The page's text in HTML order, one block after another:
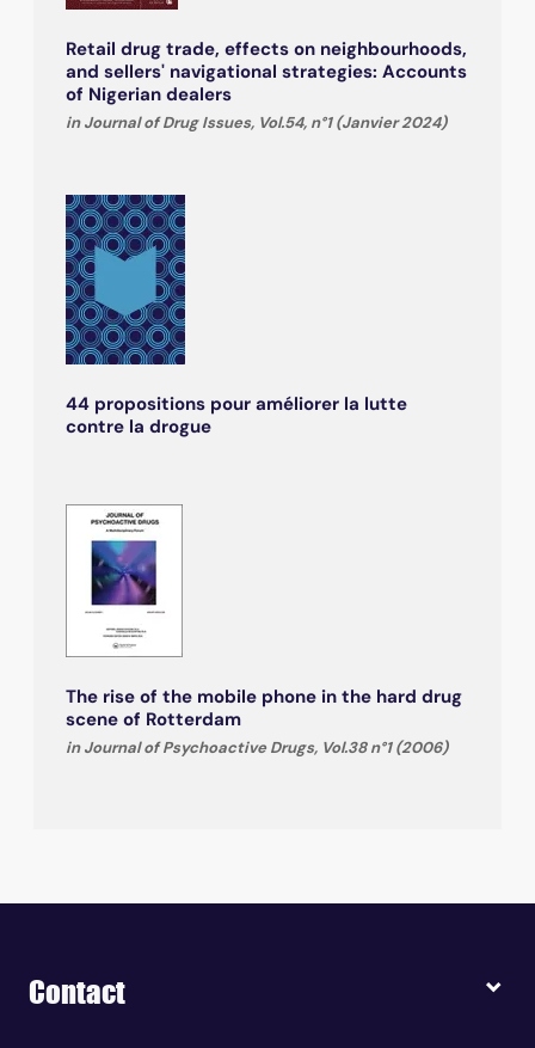
Retail drug trade, effects on neighbourhoods,
and sellers' navigational strategies: Accounts
of Nigerian dealers
in Journal of Drug Issues, Vol.54, n°1 (Janvier 2024)
44 propositions pour améliorer la lutte
contre la drogue
The rise of the mobile phone in the hard drug
scene of Rotterdam
in Journal of Psychoactive Drugs, Vol.38 n°1 (2006)
Contact